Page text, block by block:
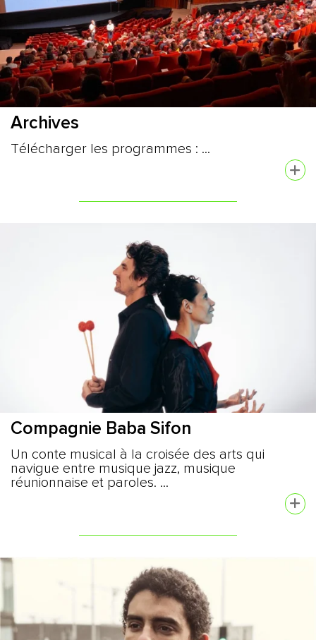
Archives
Télécharger les programmes : ...
Compagnie Baba Sifon
Un conte musical à la croisée des arts qui
navigue entre musique jazz, musique
réunionnaise et paroles. ...